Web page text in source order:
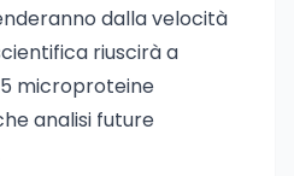
dalla velocità
riuscirà a
microproteine
analisi future